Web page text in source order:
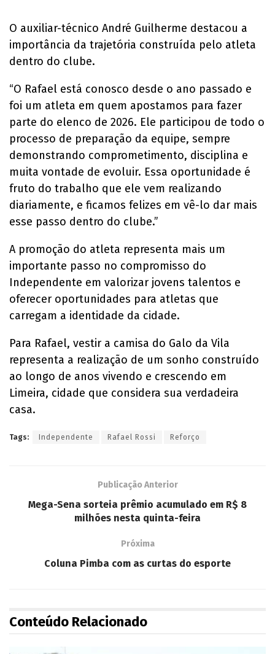
O auxiliar-técnico André Guilherme destacou a
importância da trajetória construída pelo atleta
dentro do clube.
“O Rafael está conosco desde o ano passado e
foi um atleta em quem apostamos para fazer
parte do elenco de 2026. Ele participou de todo o
processo de preparação da equipe, sempre
demonstrando comprometimento, disciplina e
muita vontade de evoluir. Essa oportunidade é
fruto do trabalho que ele vem realizando
diariamente, e ficamos felizes em vê-lo dar mais
esse passo dentro do clube.”
A promoção do atleta representa mais um
importante passo no compromisso do
Independente em valorizar jovens talentos e
oferecer oportunidades para atletas que
carregam a identidade da cidade.
Para Rafael, vestir a camisa do Galo da Vila
representa a realização de um sonho construído
ao longo de anos vivendo e crescendo em
Limeira, cidade que considera sua verdadeira
casa.
Tags: Independente Rafael Rossi Reforço
Publicação Anterior
Mega-Sena sorteia prêmio acumulado em R$ 8
milhões nesta quinta-feira
Próxima
Coluna Pimba com as curtas do esporte
Conteúdo Relacionado